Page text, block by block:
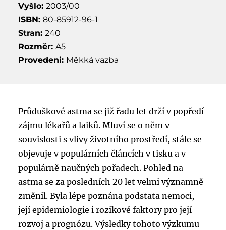
Vyšlo: 2003/00
ISBN: 80-85912-96-1
Stran: 240
Rozměr: A5
Provedeni: Měkká vazba
Průduškové astma se již řadu let drží v popředí
zájmu lékařů a laiků. Mluví se o něm v
souvislosti s vlivy životního prostředí, stále se
objevuje v populárních článcích v tisku a v
populárně naučných pořadech. Pohled na
astma se za posledních 20 let velmi významně
změnil. Byla lépe poznána podstata nemoci,
její epidemiologie i rozikové faktory pro její
rozvoj a prognózu. Výsledky tohoto výzkumu